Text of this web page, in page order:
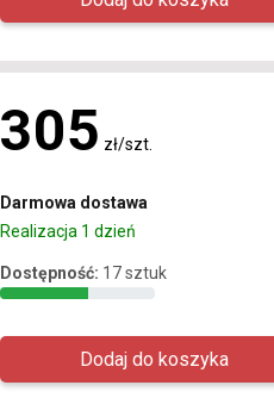
305 zł/szt.
Darmowa dostawa
Realizacja 1 dzień
Dostępność: 17 sztuk